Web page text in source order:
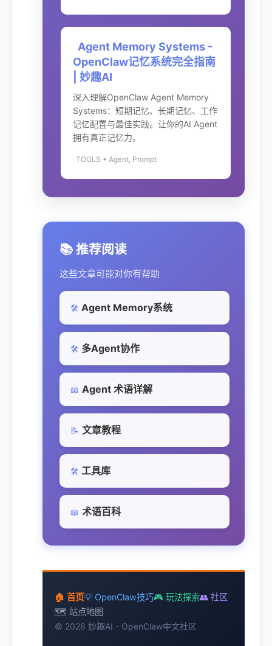
Agent Memory Systems -
OpenClaw记忆系统完全指南
| 妙趣AI
深入理解OpenClaw Agent Memory
Systems：短期记忆、长期记忆、工作
记忆配置与最佳实践。让你的AI Agent
拥有真正记忆力。
TOOLS • Agent, Prompt
📚 推荐阅读
这些文章可能对你有帮助
🛠️ Agent Memory系统
🛠️ 多Agent协作
📖 Agent 术语详解
📝 文章教程
🛠️ 工具库
📖 术语百科
🏠 首页💡 OpenClaw技巧🎮 玩法探索👥 社区
🗺️ 站点地图
© 2026 妙趣AI - OpenClaw中文社区